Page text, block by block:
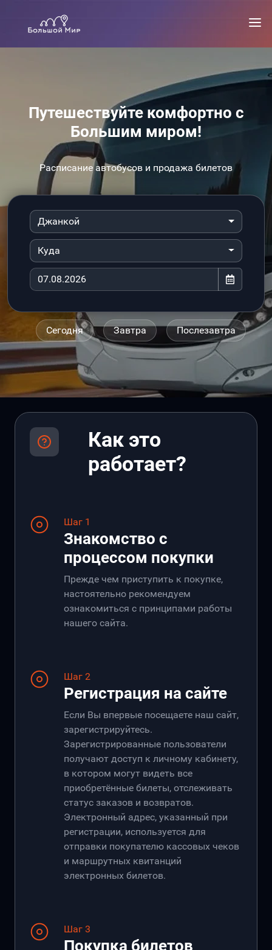
Путешествуйте комфортно с
Большим миром!
Расписание автобусов и продажа билетов
Джанкой
Куда
Сегодня Завтра Послезавтра
Как это
работает?
Шаг 1
Знакомство с
процессом покупки
Прежде чем приступить к покупке,
настоятельно рекомендуем
ознакомиться с принципами работы
нашего сайта.
Шаг 2
Регистрация на сайте
Если Вы впервые посещаете наш сайт,
зарегистрируйтесь.
Зарегистрированные пользователи
получают доступ к личному кабинету,
в котором могут видеть все
приобретённые билеты, отслеживать
статус заказов и возвратов.
Электронный адрес, указанный при
регистрации, используется для
отправки покупателю кассовых чеков
и маршрутных квитанций
электронных билетов.
Шаг 3
Покупка билетов